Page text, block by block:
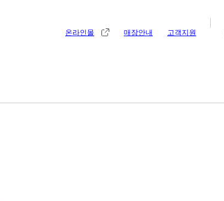
온라인몰 매장안내 고객지원